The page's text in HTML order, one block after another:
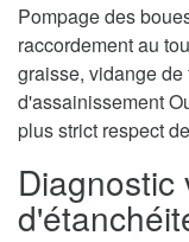
Pompage des
raccordement au
graisse, vidange
d'assainissement
plus strict respect
Diagnostic